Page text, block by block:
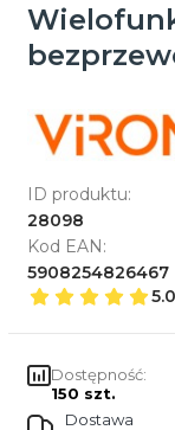
ID produktu:
28098
Kod EAN:
5908254826467
Dostępność:
150 szt.
Dostawa